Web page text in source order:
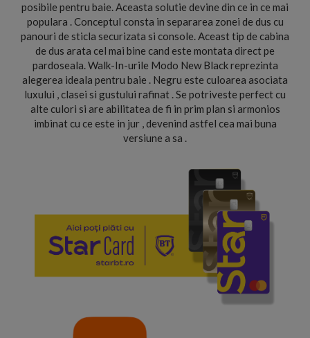
posibile pentru baie. Aceasta solutie devine din ce in ce mai
populara . Conceptul consta in separarea zonei de dus cu
panouri de sticla securizata si console. Aceast tip de cabina
de dus arata cel mai bine cand este montata direct pe
pardoseala. Walk-In-urile Modo New Black reprezinta
alegerea ideala pentru baie . Negru este culoarea asociata
luxului , clasei si gustului rafinat . Se potriveste perfect cu
alte culori si are abilitatea de fi in prim plan si armonios
imbinat cu ce este in jur , devenind astfel cea mai buna
versiune a sa .